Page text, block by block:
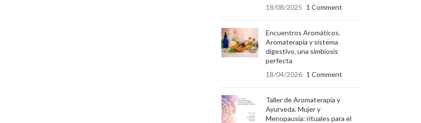
18/08/2025 1 Comment
Encuentros Aromáticos.
Aromaterapia y sistema
digestivo, una simbiosis
perfecta
18/04/2026 1 Comment
Taller de Aromaterapia y
Ayurveda. Mujer y
Menopausia: rituales para el